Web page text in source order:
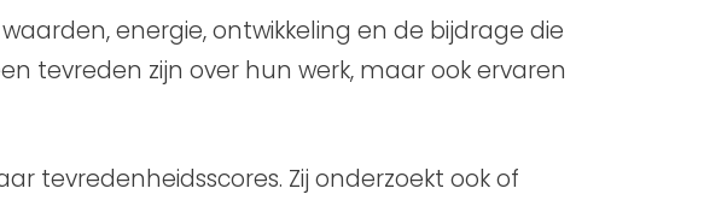
energie, ontwikkeling en de bijdrage die
tevreden zijn over hun werk, maar ook ervaren
tevredenheidsscores. Zij onderzoekt ook of